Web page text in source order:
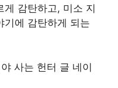
감탄하고, 미소 지
기에 감탄하게 되는
사는 헌터 글 네이